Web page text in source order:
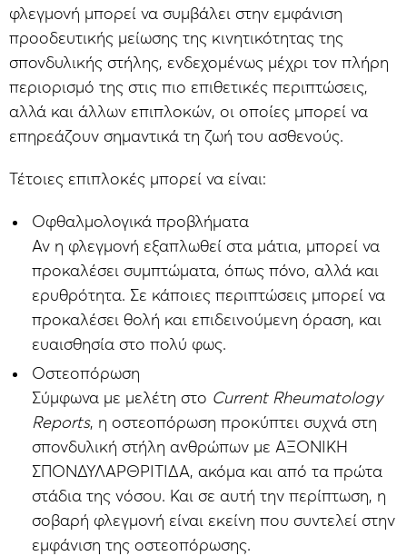
φλεγμονή μπορεί να συμβάλει στην εμφάνιση
προοδευτικής μείωσης της κινητικότητας της
σπονδυλικής στήλης, ενδεχομένως μέχρι τον πλήρη
περιορισμό της στις πιο επιθετικές περιπτώσεις,
αλλά και άλλων επιπλοκών, οι οποίες μπορεί να
επηρεάζουν σημαντικά τη ζωή του ασθενούς.
Τέτοιες επιπλοκές μπορεί να είναι:
Οφθαλμολογικά προβλήματα
Αν η φλεγμονή εξαπλωθεί στα μάτια, μπορεί να
προκαλέσει συμπτώματα, όπως πόνο, αλλά και
ερυθρότητα. Σε κάποιες περιπτώσεις μπορεί να
προκαλέσει θολή και επιδεινούμενη όραση, και
ευαισθησία στο πολύ φως.
Οστεοπόρωση
Σύμφωνα με μελέτη στο Current Rheumatology
Reports, η οστεοπόρωση προκύπτει συχνά στη
σπονδυλική στήλη ανθρώπων με ΑΞΟΝΙΚΗ
ΣΠΟΝΔΥΛΑΡΘΡΙΤΙΔΑ, ακόμα και από τα πρώτα
στάδια της νόσου. Και σε αυτή την περίπτωση, η
σοβαρή φλεγμονή είναι εκείνη που συντελεί στην
εμφάνιση της οστεοπόρωσης.